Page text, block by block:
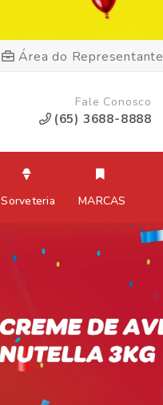
Área do Representante
Fale Conosco
(65) 3688-8888
Sorveteria MARCAS